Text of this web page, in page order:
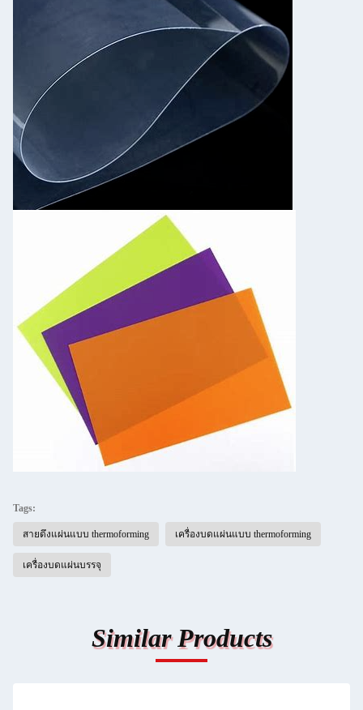
Tags:
สายดึงแผ่นแบบ thermoforming เครื่องบดแผ่นแบบ thermoforming
เครื่องบดแผ่นบรรจุ
Similar Products